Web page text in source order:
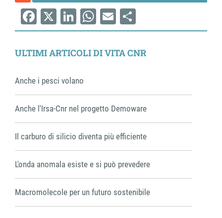
Facebook
X LinkedIn
WhatsApp
EmailShare
ULTIMI ARTICOLI DI VITA CNR
Anche i pesci volano
Anche l'Irsa-Cnr nel progetto Demoware
Il carburo di silicio diventa più efficiente
L'onda anomala esiste e si può prevedere
Macromolecole per un futuro sostenibile